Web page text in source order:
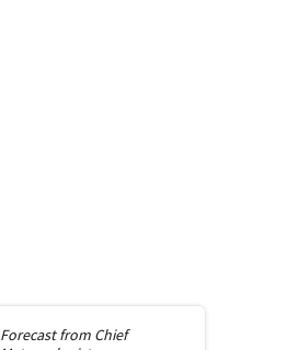
Forecast from Chief